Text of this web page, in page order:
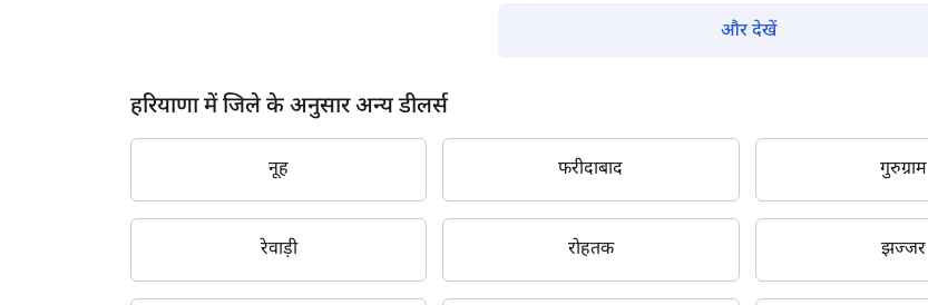
और देखें
हरियाणा में जिले के अनुसार अन्य डीलर्स
नूह फरीदाबाद गुरुग्राम
रेवाड़ी रोहतक झज्जर